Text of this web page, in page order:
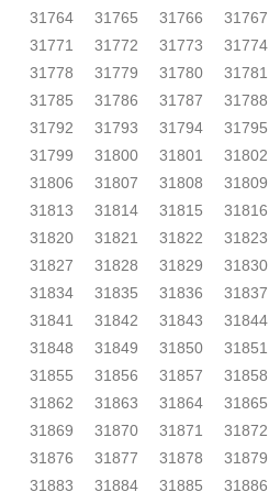
31764
31765 31766 31767
31771
31772 31773 31774
31778
31779 31780 31781
31785
31786 31787 31788
31792
31793 31794 31795
31799
31800 31801 31802
31806
31807 31808 31809
31813
31814 31815 31816
31820
31821 31822 31823
31827
31828 31829 31830
31834
31835 31836 31837
31841
31842 31843 31844
31848
31849 31850 31851
31855
31856 31857 31858
31862
31863 31864 31865
31869
31870 31871 31872
31876
31877 31878 31879
31883
31884 31885 31886